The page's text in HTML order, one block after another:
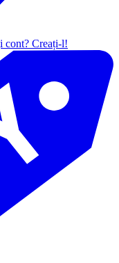
cont? Creați-l!